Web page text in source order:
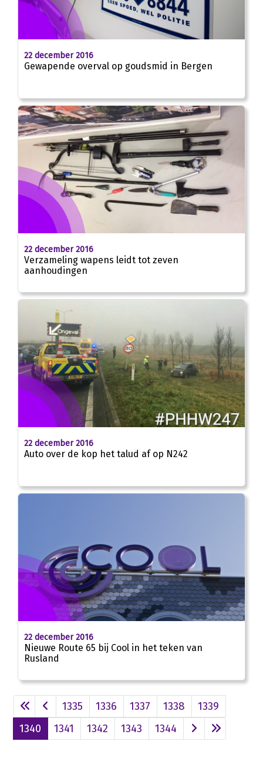
22 december 2016
Gewapende overval op goudsmid in Bergen
22 december 2016
Verzameling wapens leidt tot zeven
aanhoudingen
22 december 2016
Auto over de kop het talud af op N242
22 december 2016
Nieuwe Route 65 bij Cool in het teken van
Rusland
1335 1336 1337 1338
1339
1340
1341 1342 1343 1344